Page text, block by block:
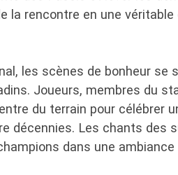
la rencontre en une
les scènes de bonheur se
Joueurs, membres du
du terrain pour célébrer
décennies. Les chants des
dans une